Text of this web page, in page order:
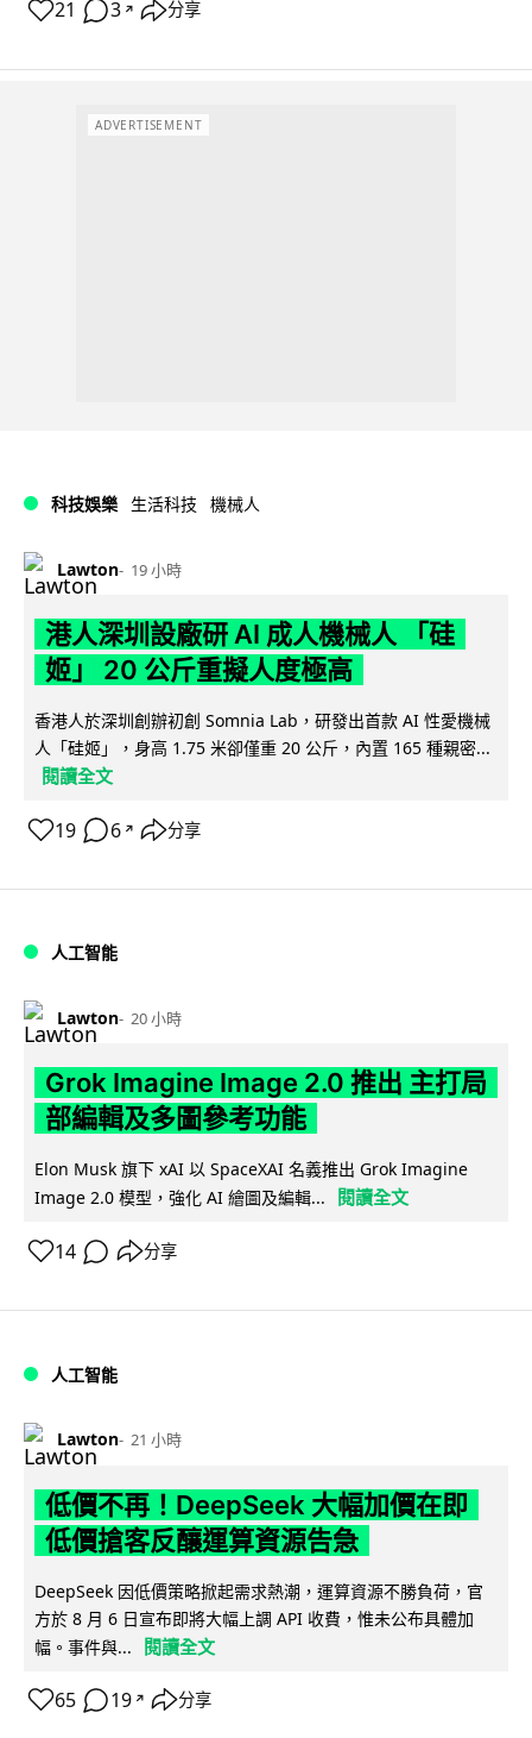
21 3 ↗ 分享
ADVERTISEMENT
科技娛樂 生活科技 機械人
Lawton 19 小時
港人深圳設廠研 AI 成人機械人 「硅
姬」 20 公斤重擬人度極高
香港人於深圳創辦初創 Somnia Lab，研發出首款 AI 性愛機械
人「硅姬」，身高 1.75 米卻僅重 20 公斤，內置 165 種親密...
閱讀全文
19 6 ↗ 分享
人工智能
Lawton 20 小時
Grok Imagine Image 2.0 推出 主打局
部編輯及多圖參考功能
Elon Musk 旗下 xAI 以 SpaceXAI 名義推出 Grok Imagine
Image 2.0 模型，強化 AI 繪圖及編輯...
閱讀全文
14 分享
人工智能
Lawton 21 小時
低價不再！DeepSeek 大幅加價在即
低價搶客反釀運算資源告急
DeepSeek 因低價策略掀起需求熱潮，運算資源不勝負荷，官
方於 8 月 6 日宣布即將大幅上調 API 收費，惟未公布具體加
幅。事件與...
閱讀全文
65 19 ↗ 分享